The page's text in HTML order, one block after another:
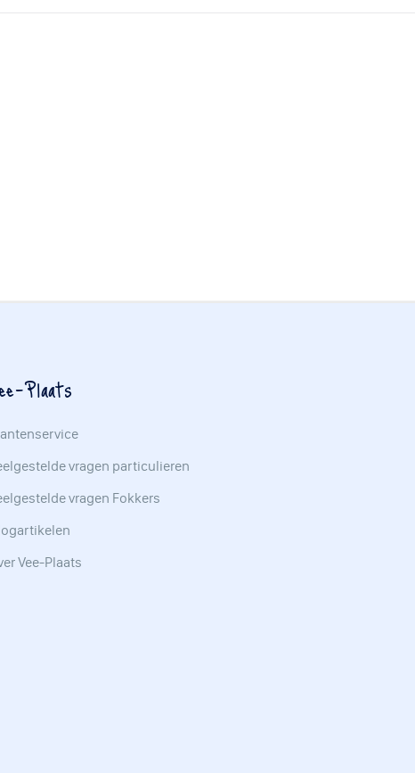
Plaats
vragen particulieren
vragen Fokkers
Vee-Plaats